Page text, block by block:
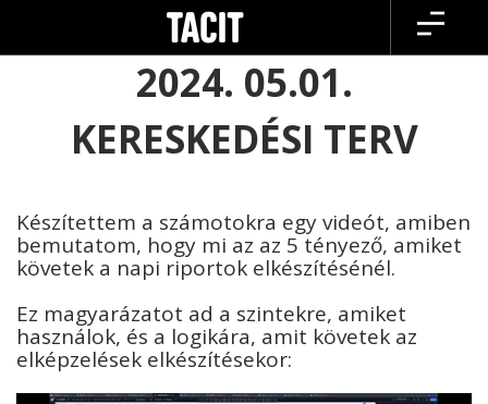
content
2024. 05.01.
KERESKEDÉSI TERV
Készítettem a számotokra egy videót, amiben
bemutatom, hogy mi az az 5 tényező, amiket
követek a napi riportok elkészítésénél.
Ez magyarázatot ad a szintekre, amiket
használok, és a logikára, amit követek az
elképzelések elkészítésekor: